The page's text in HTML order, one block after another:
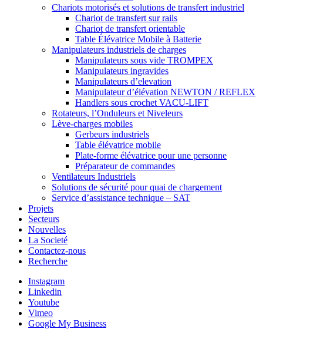
Chariots motorisés et solutions de transfert industriel
Chariot de transfert sur rails
Chariot de transfert orientable
Table Élévatrice Mobile à Batterie
Manipulateurs industriels de charges
Manipulateurs sous vide TROMPEX
Manipulateurs ingravides
Manipulateurs d’elevation
Manipulateur d’élévation NEWTON / REFLEX
Handlers sous crochet VACU-LIFT
Rotateurs, l’Onduleurs et Niveleurs
Lève-charges mobiles
Gerbeurs industriels
Table élévatrice mobile
Plate-forme élévatrice pour une personne
Préparateur de commandes
Ventilateurs Industriels
Solutions de sécurité pour quai de chargement
Service d’assistance technique – SAT
Projets
Secteurs
Nouvelles
La Societé
Contactez-nous
Recherche
Instagram
Linkedin
Youtube
Vimeo
Google My Business